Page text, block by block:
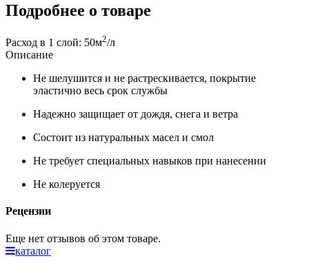
Подробнее о товаре
Расход в 1 слой: 50м2/л
Описание
Не шелушится и не растрескивается, покрытие
эластично весь срок службы
Надежно защищает от дождя, снега и ветра
Состоит из натуральных масел и смол
Не требует специальных навыков при нанесении
Не колеруется
Рецензии
Еще нет отзывов об этом товаре.
каталог